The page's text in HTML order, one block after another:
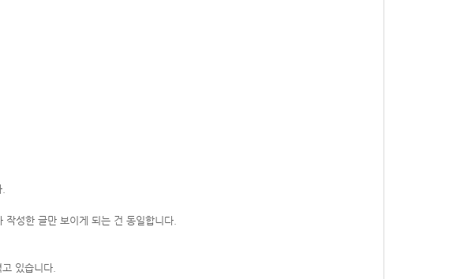
성한 글만 보이게 되는 건 동일합니다.
있습니다.